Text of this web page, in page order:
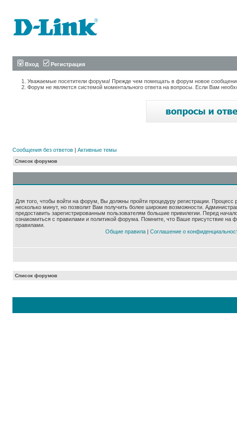
Вход Регистрация
Уважаемые посетители форума! Прежде чем помещать в форум новое
Форум не является системой моментального ответа на вопросы. Если Вам
Сообщения без ответов | Активные темы
Список форумов
Для того, чтобы войти на форум, Вы должны пройти процедуру регистрации. Процесс
несколько минут, но позволит Вам получить более широкие возможности.
предоставить зарегистрированным пользователям большие привилегии. Перед
ознакомиться с правилами и политикой форума. Помните, что Ваше присутствие на
правилами.
Общие правила| Соглашение о
Список форумов